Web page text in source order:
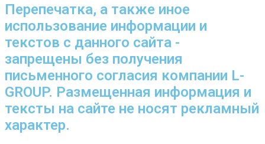
Перепечатка, а также иное
использование информации и
текстов с данного сайта -
запрещены без получения
письменного согласия компании L-
GROUP. Размещенная информация и
тексты на сайте не носят рекламный
характер.